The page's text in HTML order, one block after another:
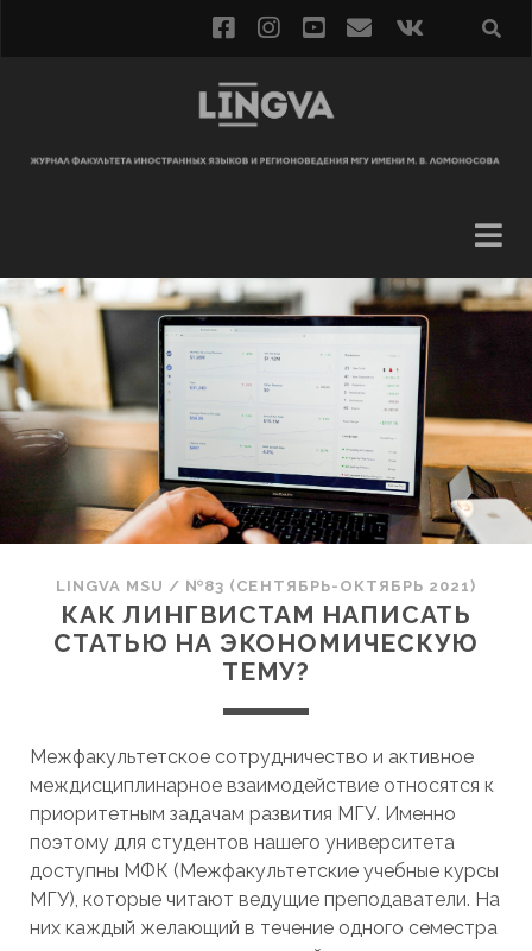
LINGVA MSU / №83 (СЕНТЯБРЬ-ОКТЯБРЬ 2021)
КАК ЛИНГВИСТАМ НАПИСАТЬ
СТАТЬЮ НА ЭКОНОМИЧЕСКУЮ
ТЕМУ?
Межфакультетское сотрудничество и активное
междисциплинарное взаимодействие относятся к
приоритетным задачам развития МГУ. Именно
поэтому для студентов нашего университета
доступны МФК (Межфакультетские учебные курсы
МГУ), которые читают ведущие преподаватели. На
них каждый желающий в течение одного семестра